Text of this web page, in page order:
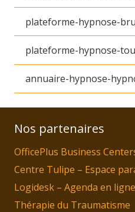
plateforme-hypnose-
plateforme-hypnose-
annuaire-hypnose-
Nos partenaires
OfficePlus Business
Centre Tulipe – Espace
Logidesk – Agenda en
Thérapie du Traumatisme